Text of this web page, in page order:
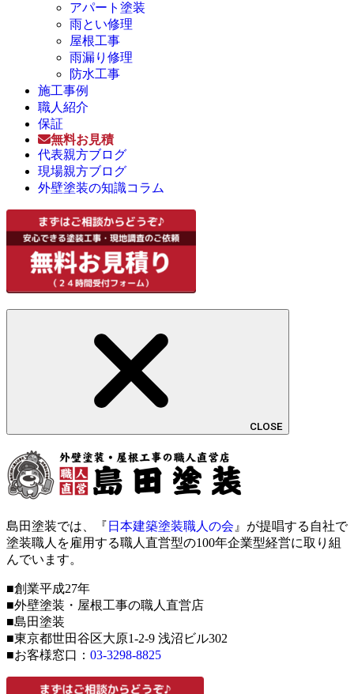
アパート塗装
雨とい修理
屋根工事
雨漏り修理
防水工事
施工事例
職人紹介
保証
無料お見積
代表親方ブログ
現場親方ブログ
外壁塗装の知識コラム
CLOSE
島田塗装では、『 日本建築塗装職人の会 』が提唱する自社で
塗装職人を雇用する職人直営型の100年企業型経営に取り組
んでいます。
■創業平成27年
■外壁塗装・屋根工事の職人直営店
■島田塗装
■東京都世田谷区大原1-2-9 浅沼ビル302
■お客様窓口： 03-3298-8825